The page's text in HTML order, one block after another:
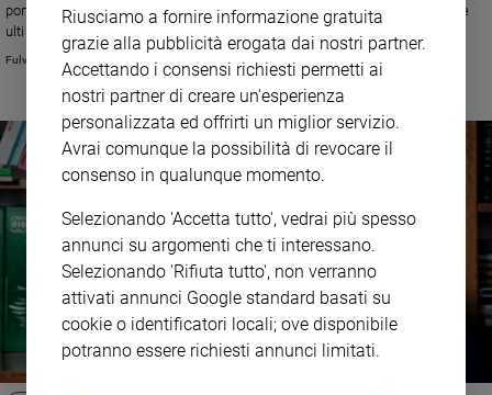
portato avanti i valori della Resistenza. A Famiglia Cristiana una delle sue
ultime interviste
Fulvia Degl'Innocenti
Riusciamo a fornire informazione gratuita
grazie alla pubblicità erogata dai nostri partner.
Accettando i consensi richiesti permetti ai
nostri partner di creare un'esperienza
personalizzata ed offrirti un miglior servizio.
Avrai comunque la possibilità di revocare il
consenso in qualunque momento.
Selezionando 'Accetta tutto', vedrai più spesso
annunci su argomenti che ti interessano.
Selezionando 'Rifiuta tutto', non verranno
attivati annunci Google standard basati su
cookie o identificatori locali; ove disponibile
potranno essere richiesti annunci limitati.